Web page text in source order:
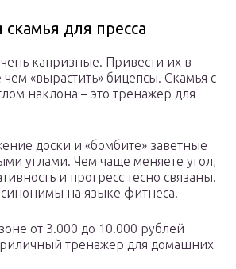
скамья для пресса
капризные. Привести их в
«вырастить» бицепсы. Скамья с
наклона – это тренажер для
доски и «бомбите» заветные
углами. Чем чаще меняете угол,
и прогресс тесно связаны.
синонимы на языке фитнеса.
от 3.000 до 10.000 рублей
тренажер для домашних